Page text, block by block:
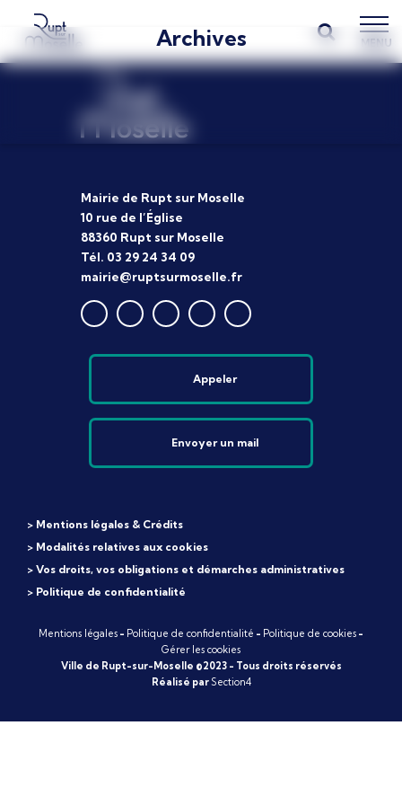
MENU
Archives
Mairie de Rupt sur Moselle
10 rue de l’Église
88360 Rupt sur Moselle
Tél. 03 29 24 34 09
mairie@ruptsurmoselle.fr
Appeler
Envoyer un mail
> Mentions légales & Crédits
> Modalités relatives aux cookies
> Vos droits, vos obligations et démarches administratives
> Politique de confidentialité
Mentions légales - Politique de confidentialité - Politique de cookies -
Gérer les cookies
Ville de Rupt-sur-Moselle ©2023 - Tous droits réservés
Réalisé parSection4